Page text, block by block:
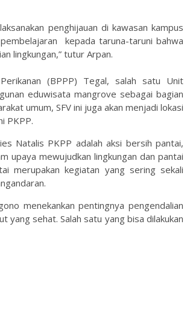
penghijauan di kawasan kampus
kepada taruna-taruni bahwa
lingkungan,” tutur Arpan.
(BPPP) Tegal, salah satu Unit
eduwisata mangrove sebagai bagian
umum, SFV ini juga akan menjadi lokasi
PKPP.
Natalis PKPP adalah aksi bersih pantai,
upaya mewujudkan lingkungan dan pantai
merupakan kegiatan yang sering sekali
menekankan pentingnya pengendalian
yang sehat. Salah satu yang bisa dilakukan